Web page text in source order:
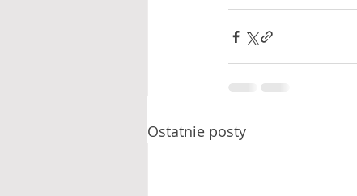
Ostatnie posty